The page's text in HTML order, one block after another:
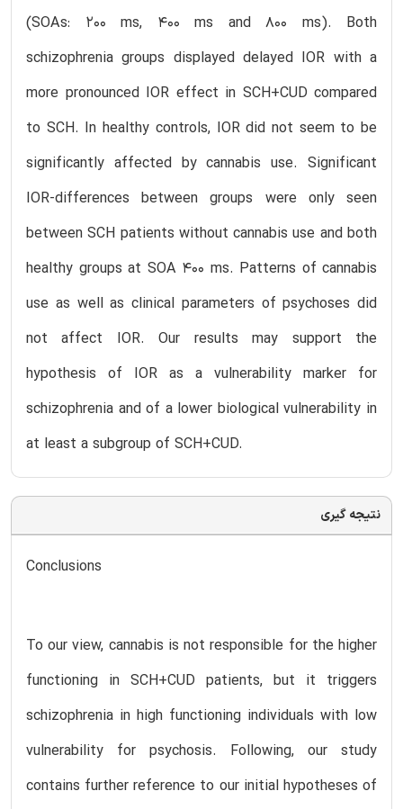
(SOAs: 200 ms, 400 ms and 800 ms). Both
schizophrenia groups displayed delayed IOR with a
more pronounced IOR effect in SCH+CUD compared
to SCH. In healthy controls, IOR did not seem to be
significantly affected by cannabis use. Significant
IOR-differences between groups were only seen
between SCH patients without cannabis use and both
healthy groups at SOA 400 ms. Patterns of cannabis
use as well as clinical parameters of psychoses did
not affect IOR. Our results may support the
hypothesis of IOR as a vulnerability marker for
schizophrenia and of a lower biological vulnerability in
at least a subgroup of SCH+CUD.
نتیجه گیری
Conclusions
To our view, cannabis is not responsible for the higher
functioning in SCH+CUD patients, but it triggers
schizophrenia in high functioning individuals with low
vulnerability for psychosis. Following, our study
contains further reference to our initial hypotheses of